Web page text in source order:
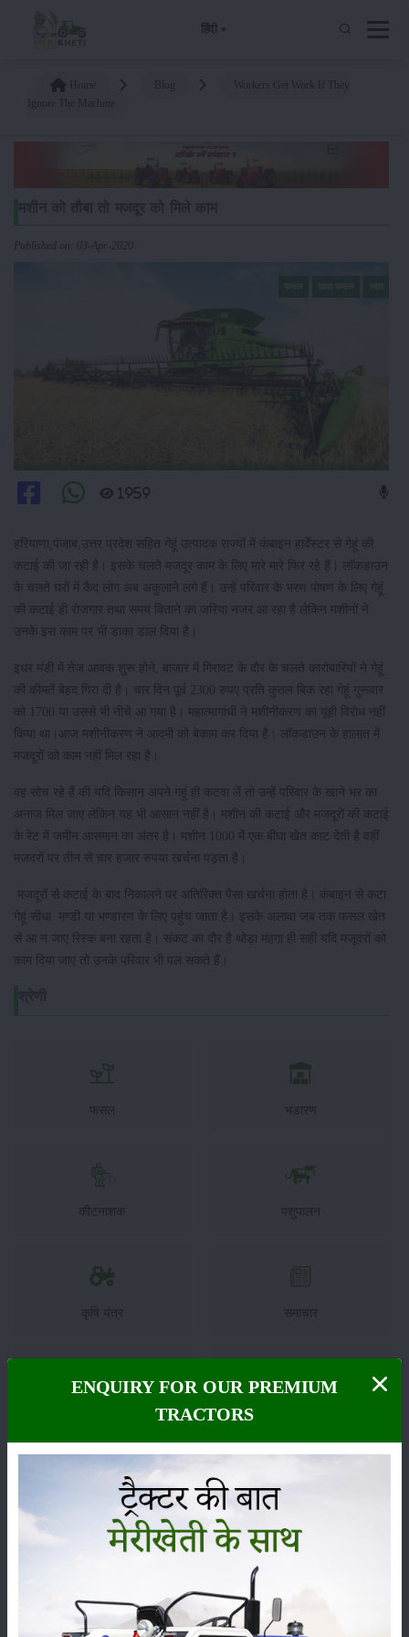
हिंदी
Published on: 03-Apr-2020
1959
हरियाणा,पंजाब,उत्तर प्रदेश सहित गेहूं उत्पादक राज्यों में कंबाइन हार्वेस्टर से गेहूं की
कटाई की जा रही है। इसके चलते मजदूर काम के लिए मारे मारे फिर रहे हैं। लॉकडाउन
के चलते घरों में कैद लोग अब अकुलाने लगे हैं। उन्हें परिवार के भरण पोषण के लिए गेहूं
की कटाई ही रोजगार तथा समय बिताने का जरिया नजर आ रहा है लेकिन मशीनों ने
उनके इस काम पर भी डाका डाल दिया है।
इधर मंडी में तेज आवक शुरू होने, बाजार में गिरावट के दौर के चलते कारोबारियों ने गेहूं
की कीमतें बेहद गिरा दी है। चार दिन पूर्व 2300 रुपए प्रति कुतल बिक रहा गेहूं गुरूवार
को 1700 या उससे भी नीचे आ गया है। महात्मागांधी ने मशीनीकरण का यूंही विरोध नहीं
किया था।आज मशीनीकरण ने आदमी को बेकाम कर दिया है। लॉकडाउन के हालात में
मजदूरों को काम नहीं मिल रहा है।
वह सोच रहे हैं की यदि किसान अपने गहूं ही कटवा लें तो उन्हें परिवार के खाने भर का
अनाज मिल जाए लेकिन यह भी आसान नहीं है। मशीन की कटाई और मजदूरों की कटाई
के रेट में जमीन आसमान का अंतर है। मशीन 1000 में एक बीघा खेत काट देती है वहीं
मजदरों पर तीन से चार हजार रुपया खर्चना पड़ता है।
मजदूरों से कटाई के बाद निकालने पर अतिरिक्त पैसा खर्चना होता है। कंबाइन से कटा
गेहूं सीधा मण्डी या भण्डारण के लिए पहुंच जाता है। इसके अलावा जब तक फसल खेत
से आ न जाए रिस्क बना रहता है। संकट का दौर है थोड़ा मंहगा ही सही यदि मजूदरों को
काम दिया जाए तो उनके परिवार भी पल सकते हैं।
फसल भंडारण
कीटनाशक पशुपालन
कृषि यंत्र समाचार
पूसा बासमती 1882: सूखे में भी बेहतरीन उत्पादन देने वाली
भारत की पहली सूखा-सहिष्णु बासमती किस्म
22-Jun-2026
करेले की खेती कैसे करें: होगी लाखों रुपए की कमाई
29-May-2026
ENQUIRY FOR OUR PREMIUM
TRACTORS